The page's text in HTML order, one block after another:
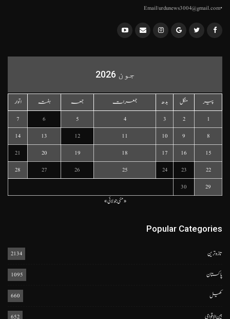
•Email:urdunews3004@gmail.com
جون 2026
پیر منگل بدھ جمعرات جمعہ ہفتہ
اتوار
1
2
3
4
5
6
7
8
9
10
11
12
13
14
15
16
17
18
19
20
21
22
23
24
25
26
27
28
29
30
« مئیجولائی »
Popular Categories
تازہ ترین 2134
پاکستان 1095
کھیل 660
بین الاقوامی 652